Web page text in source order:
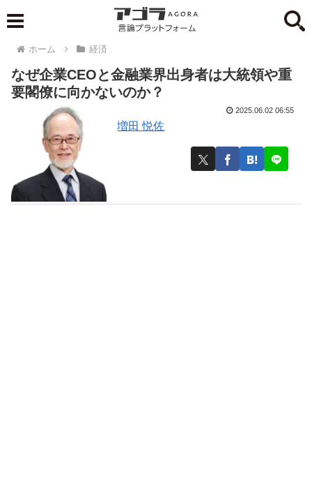
ホーム 経済
なぜ企業CEOと金融業界出身者は大統領や重
要閣僚に向かないのか？
増田 悦佐
2025.06.02 06:55